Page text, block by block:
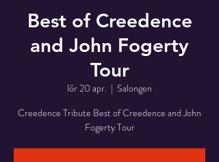
Best of Creedence
and John Fogerty
Tour
lör 20 apr.
  |
Salongen
Creedence Tribute Best of Creedence and John
Fogerty Tour